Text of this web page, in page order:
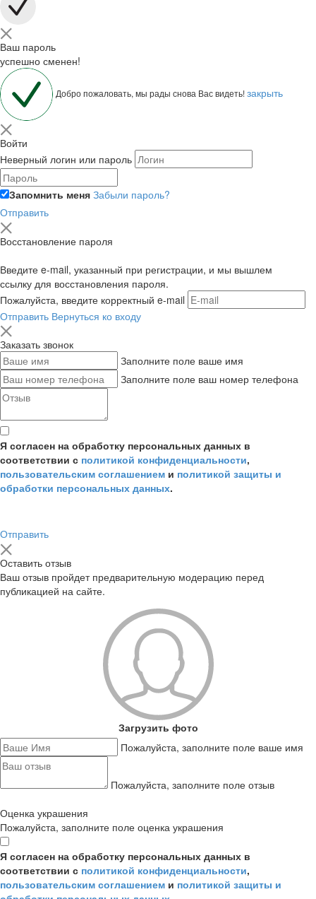
Ваш пароль
успешно сменен!
Добро пожаловать, мы рады снова Вас видеть!закрыть
Войти
Неверный логин или пароль
Запомнить меня Забыли пароль?
Отправить
Восстановление пароля
Введите e-mail, указанный при регистрации, и мы вышлем
ссылку для восстановления пароля.
Пожалуйста, введите корректный e-mail
Отправить Вернуться ко входу
Заказать звонок
Заполните поле ваше имя
Заполните поле ваш номер телефона
Я согласен на обработку персональных данных в
соответствии с политикой конфиденциальности,
пользовательским соглашением и политикой защиты и
обработки персональных данных.
Отправить
Оставить отзыв
Ваш отзыв пройдет предварительную модерацию перед
публикацией на сайте.
Загрузить фото
Пожалуйста, заполните поле ваше имя
Пожалуйста, заполните поле отзыв
Оценка украшения
Пожалуйста, заполните поле оценка украшения
Я согласен на обработку персональных данных в
соответствии с политикой конфиденциальности,
пользовательским соглашением и политикой защиты и